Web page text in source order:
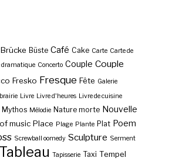
Brücke Büste Café Cake Carte Carte de
dramatique Concerto Couple Couple
Fresko Fresque Fête Galerie
Livre Livre d'heures Livre de cuisine
Mythos Mélodie Nature morte Nouvelle
music Place Plage Plante Plat Poem
Screwball oomedy Sculpture Serment
Tableau Tapisserie Taxi Tempel